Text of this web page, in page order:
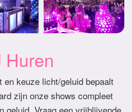
Huren
keuze licht/geluid bepaalt
zijn onze shows compleet